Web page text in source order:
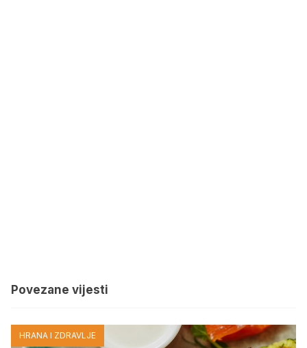
Povezane vijesti
HRANA I ZDRAVLJE